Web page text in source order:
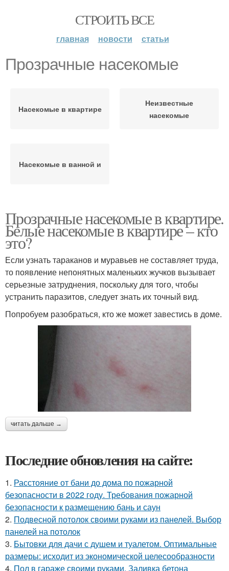
СТРОИТЬ ВСЕ
главная новости статьи
Прозрачные насекомые
Насекомые в квартире
Неизвестные
насекомые
Насекомые в ванной и
Прозрачные насекомые в квартире.
Белые насекомые в квартире – кто
это?
Если узнать тараканов и муравьев не составляет труда,
то появление непонятных маленьких жучков вызывает
серьезные затруднения, поскольку для того, чтобы
устранить паразитов, следует знать их точный вид.
Попробуем разобраться, кто же может завестись в доме.
читать дальше →
Последние обновления на сайте:
1. Расстояние от бани до дома по пожарной
безопасности в 2022 году. Требования пожарной
безопасности к размещению бань и саун
2. Подвесной потолок своими руками из панелей. Выбор
панелей на потолок
3. Бытовки для дачи с душем и туалетом. Оптимальные
размеры: исходит из экономической целесообразности
4. Пол в гараже своими руками. Заливка бетона